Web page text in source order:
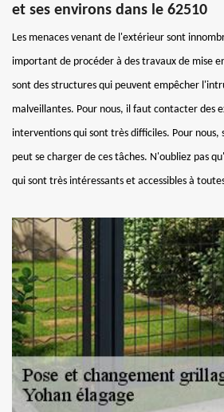
et ses environs dans le 62510
Les menaces venant de l'extérieur sont
important de procéder à des travaux de mise
sont des structures qui peuvent empêcher
malveillantes. Pour nous, il faut contacter des
interventions qui sont très difficiles. Pour nous,
peut se charger de ces tâches. N'oubliez pas
qui sont très intéressants et accessibles à